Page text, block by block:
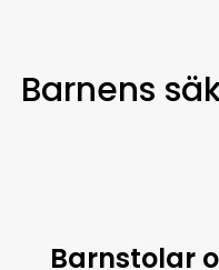
Barnens
Barnstolar